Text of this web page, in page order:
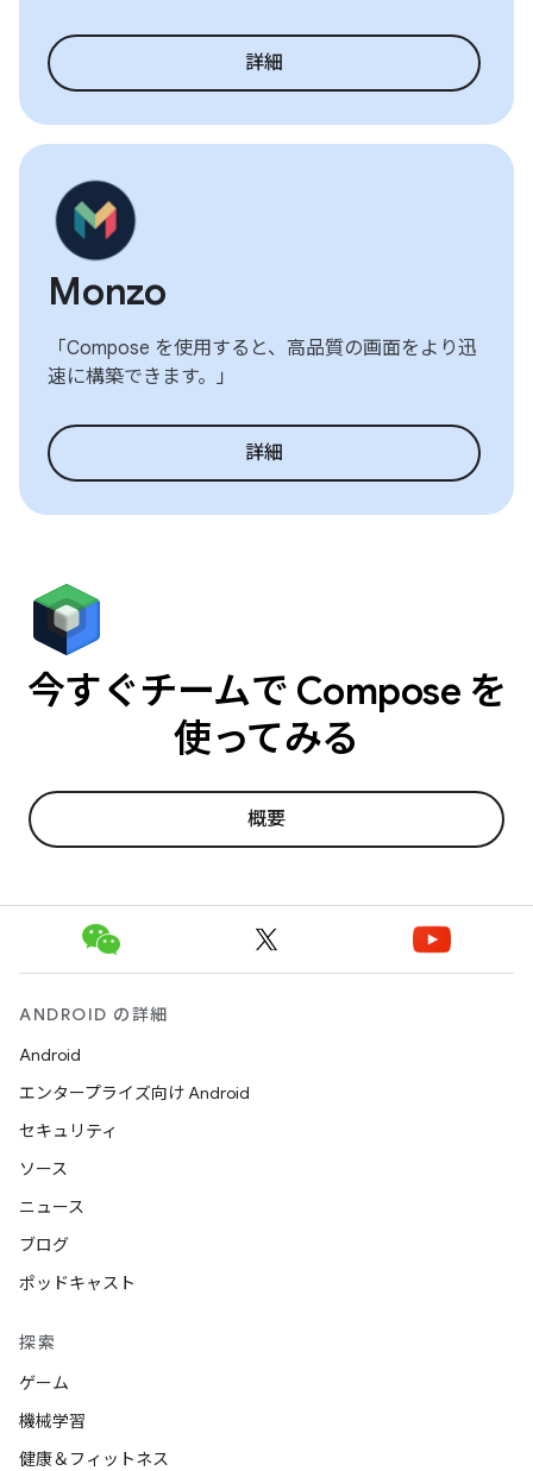
詳細
Monzo
「Compose を使用すると、高品質の画面をより迅
速に構築できます。」
詳細
今すぐチームで Compose を
使ってみる
概要
ANDROID の詳細
Android
エンタープライズ向け Android
セキュリティ
ソース
ニュース
ブログ
ポッドキャスト
探索
ゲーム
機械学習
健康＆フィットネス